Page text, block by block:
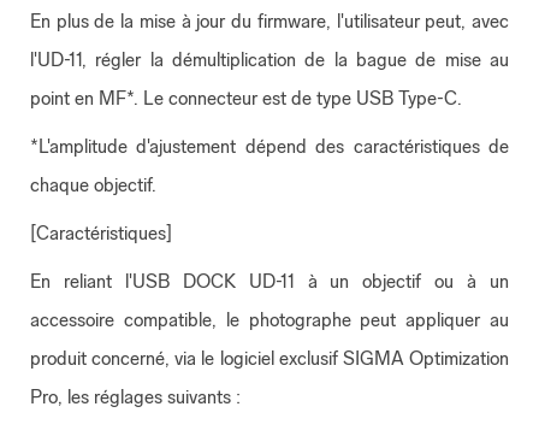
En plus de la mise à jour du firmware, l'utilisateur peut, avec
l'UD-11, régler la démultiplication de la bague de mise au
point en MF*. Le connecteur est de type USB Type-C.
*L'amplitude d'ajustement dépend des caractéristiques de
chaque objectif.
[Caractéristiques]
En reliant l'USB DOCK UD-11 à un objectif ou à un
accessoire compatible, le photographe peut appliquer au
produit concerné, via le logiciel exclusif SIGMA Optimization
Pro, les réglages suivants :